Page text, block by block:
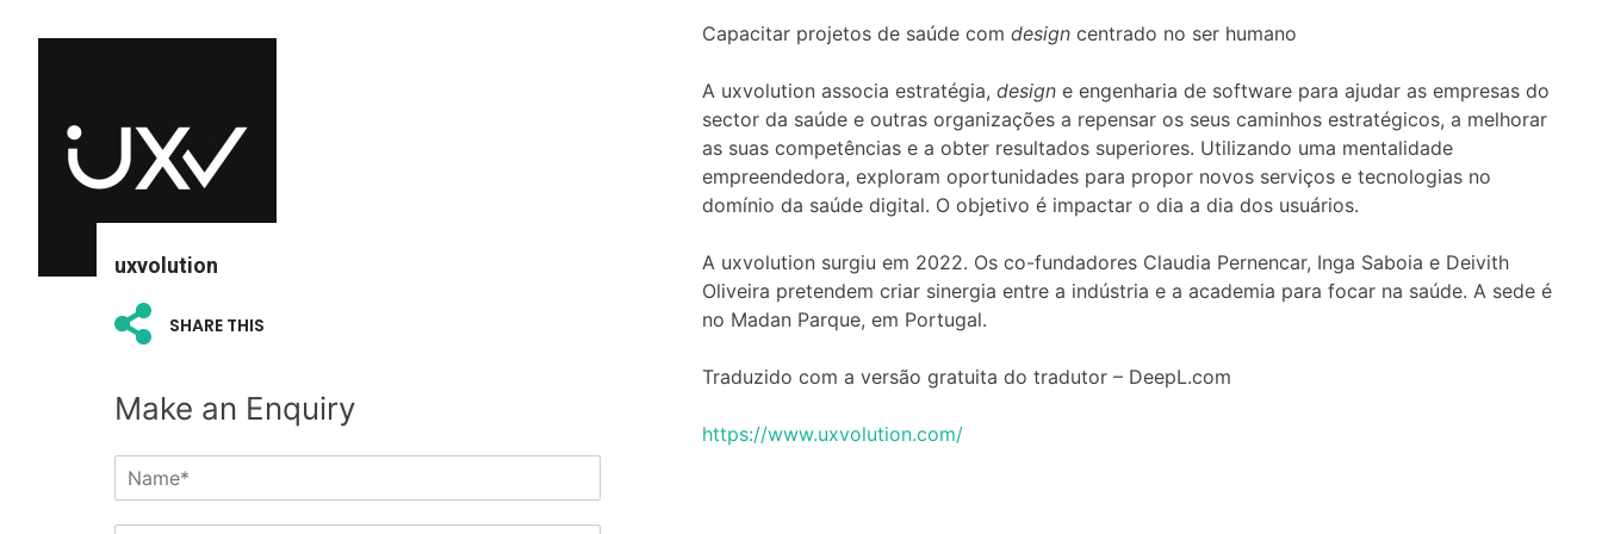
uxvolution
SHARE THIS
Make an Enquiry
Capacitar projetos de saúde com design centrado no ser humano
A uxvolution associa estratégia, design e engenharia de software para ajudar as empresas do
sector da saúde e outras organizações a repensar os seus caminhos estratégicos, a melhorar
as suas competências e a obter resultados superiores. Utilizando uma mentalidade
empreendedora, exploram oportunidades para propor novos serviços e tecnologias no
domínio da saúde digital. O objetivo é impactar o dia a dia dos usuários.
A uxvolution surgiu em 2022. Os co-fundadores Claudia Pernencar, Inga Saboia e Deivith
Oliveira pretendem criar sinergia entre a indústria e a academia para focar na saúde. A sede é
no Madan Parque, em Portugal.
Traduzido com a versão gratuita do tradutor – DeepL.com
https://www.uxvolution.com/